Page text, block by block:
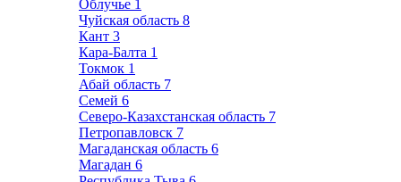
Облучье 1
Чуйская область 8
Кант 3
Кара-Балта 1
Токмок 1
Абай область 7
Семей 6
Северо-Казахстанская область 7
Петропавловск 7
Магаданская область 6
Магадан 6